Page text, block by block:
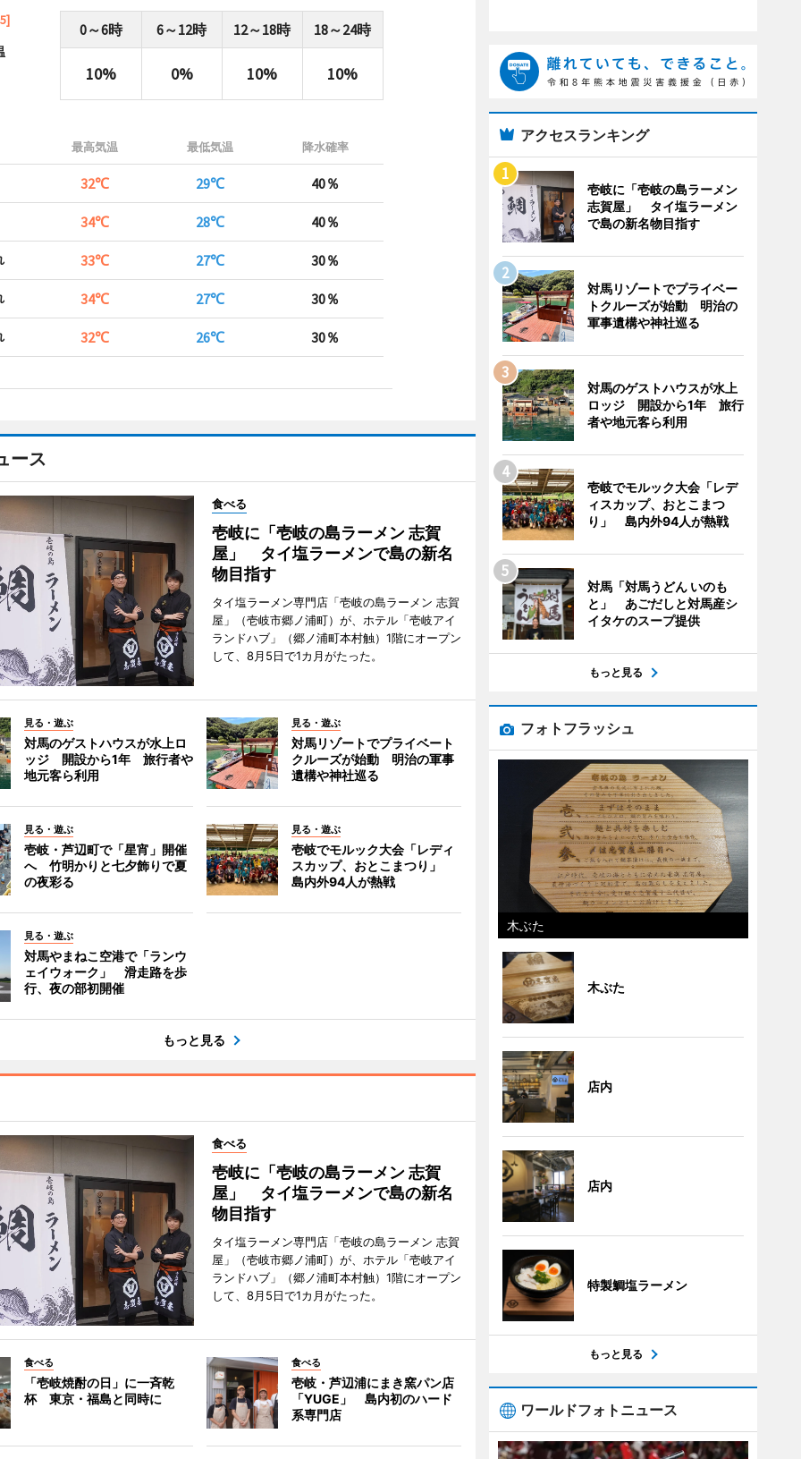
0～6時 6～12時 12～18時 18～24時
10% 0% 10% 10%
最高気温 最低気温 降水確率
32℃ 29℃ 40％
34℃ 28℃ 40％
33℃ 27℃ 30％
34℃ 27℃ 30％
32℃ 26℃ 30％
ース
食べる
壱岐に「壱岐の島ラーメン 志賀
屋」 タイ塩ラーメンで島の新名
物目指す
タイ塩ラーメン専門店「壱岐の島ラーメン 志賀
屋」（壱岐市郷ノ浦町）が、ホテル「壱岐アイ
ランドハブ」（郷ノ浦町本村触）1階にオープン
して、8月5日で1カ月がたった。
見る・遊ぶ
対馬のゲストハウスが水上ロ
ッジ 開設から1年 旅行者や
地元客ら利用
見る・遊ぶ
対馬リゾートでプライベート
クルーズが始動 明治の軍事
遺構や神社巡る
見る・遊ぶ
壱岐・芦辺町で「星宵」開催
へ 竹明かりと七夕飾りで夏
の夜彩る
見る・遊ぶ
壱岐でモルック大会「レディ
スカップ、おとこまつり」
島内外94人が熱戦
見る・遊ぶ
対馬やまねこ空港で「ランウ
ェイウォーク」 滑走路を歩
行、夜の部初開催
もっと見る
食べる
壱岐に「壱岐の島ラーメン 志賀
屋」 タイ塩ラーメンで島の新名
物目指す
タイ塩ラーメン専門店「壱岐の島ラーメン 志賀
屋」（壱岐市郷ノ浦町）が、ホテル「壱岐アイ
ランドハブ」（郷ノ浦町本村触）1階にオープン
して、8月5日で1カ月がたった。
食べる
「壱岐焼酎の日」に一斉乾
杯 東京・福島と同時に
食べる
壱岐・芦辺浦にまき窯パン店
「YUGE」 島内初のハード
系専門店
アクセスランキング
壱岐に「壱岐の島ラーメン
志賀屋」 タイ塩ラーメン
で島の新名物目指す
対馬リゾートでプライベー
トクルーズが始動 明治の
軍事遺構や神社巡る
対馬のゲストハウスが水上
ロッジ 開設から1年 旅行
者や地元客ら利用
壱岐でモルック大会「レデ
ィスカップ、おとこまつ
り」 島内外94人が熱戦
対馬「対馬うどん いのも
と」 あごだしと対馬産シ
イタケのスープ提供
もっと見る
フォトフラッシュ
木ぶた
木ぶた
店内
店内
特製鯛塩ラーメン
もっと見る
ワールドフォトニュース